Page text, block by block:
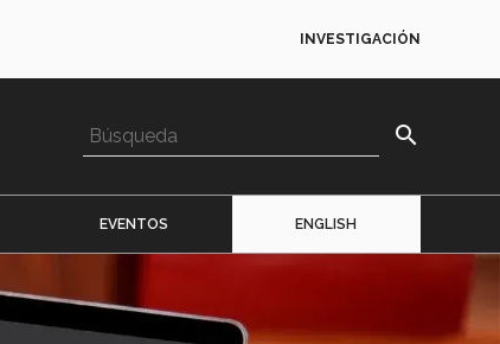
INVESTIGACIÓN
search
EVENTOS ENGLISH